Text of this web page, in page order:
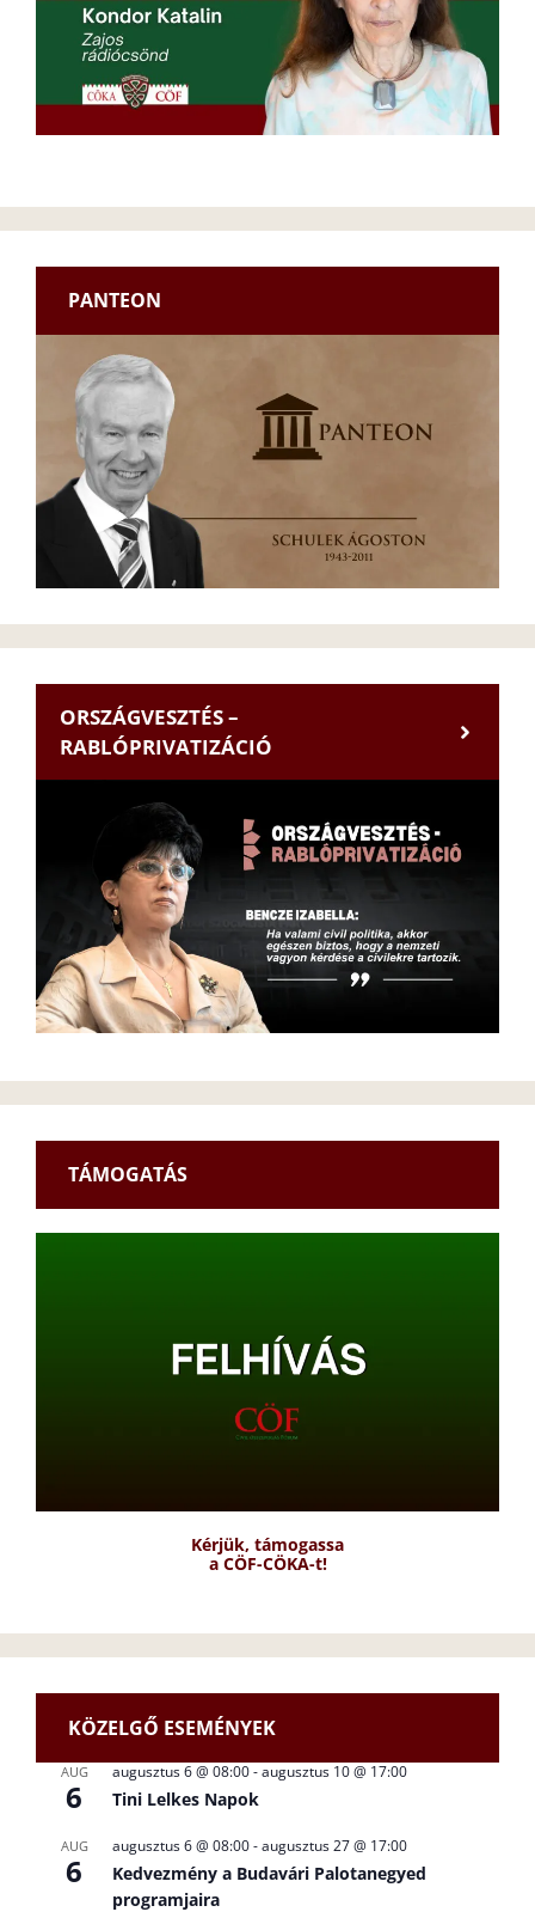
PANTEON
ORSZÁGVESZTÉS –
RABLÓPRIVATIZÁCIÓ
TÁMOGATÁS
Kérjük, támogassa
a CÖF-CÖKA-t!
KÖZELGŐ ESEMÉNYEK
AUG
6
augusztus 6 @ 08:00-augusztus 10 @ 17:00
Tini Lelkes Napok
AUG
6
augusztus 6 @ 08:00-augusztus 27 @ 17:00
Kedvezmény a Budavári Palotanegyed
programjaira